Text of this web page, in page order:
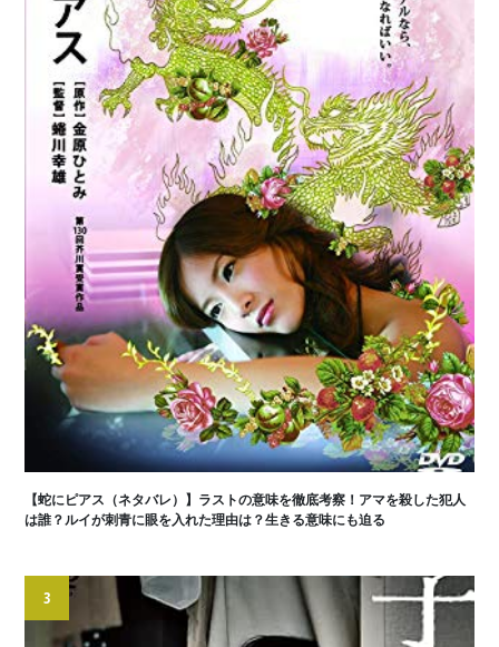
【蛇にピアス（ネタバレ）】ラストの意味を徹底考察！アマを殺した犯人
は誰？ルイが刺青に眼を入れた理由は？生きる意味にも迫る
3